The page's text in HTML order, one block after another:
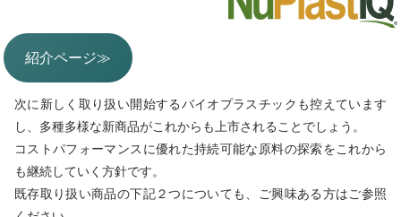
紹介ページ≫
次に新しく取り扱い開始するバイオプラスチックも控えています
し、多種多様な新商品がこれからも上市されることでしょう。
コストパフォーマンスに優れた持続可能な原料の探索をこれから
も継続していく方針です。
既存取り扱い商品の下記２つについても、ご興味ある方はご参照